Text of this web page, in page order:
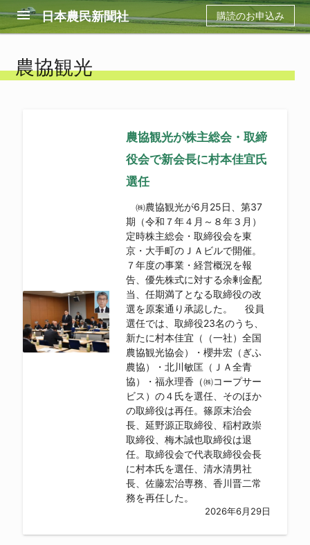
menu 日本農民新聞社 購読のお申込み
農協観光
農協観光が株主総会・取締
役会で新会長に村本佳宜氏
選任
㈱農協観光が6月25日、第37
期（令和７年４月～８年３月）
定時株主総会・取締役会を東
京・大手町のＪＡビルで開催。
７年度の事業・経営概況を報
告、優先株式に対する余剰金配
当、任期満了となる取締役の改
選を原案通り承認した。 役員
選任では、取締役23名のうち、
新たに村本佳宜（（一社）全国
農協観光協会）・櫻井宏（ぎふ
農協）・北川敏匡（ＪＡ全青
協）・福永理香（㈱コープサー
ビス）の４氏を選任、そのほか
の取締役は再任。篠原末治会
長、延野源正取締役、稲村政崇
取締役、梅木誠也取締役は退
任。取締役会で代表取締役会長
に村本氏を選任、清水清男社
長、佐藤宏治専務、香川晋二常
務を再任した。
2026年6月29日